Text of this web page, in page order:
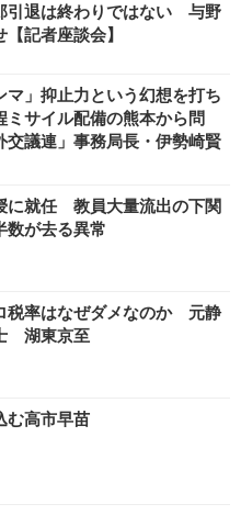
退は終わりではない 与野
記者座談会】
マ」抑止力という幻想を打ち
サイル配備の熊本から問
議連」事務局長・伊勢崎賢
に就任 教員大量流出の下関
が去る異常
税率はなぜダメなのか 元静
湖東京至
む高市早苗